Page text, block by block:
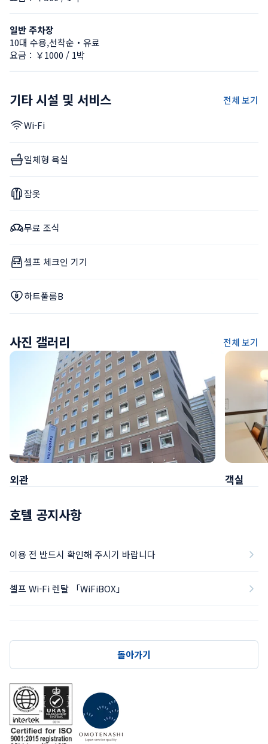
일반 주차장
10대 수용,선착순・유료
요금：￥1000 / 1박
기타 시설 및 서비스 전체 보기
Wi-Fi
일체형 욕실
잠옷
무료 조식
셀프 체크인 기기
하트풀룸B
사진 갤러리 전체 보기
외관 객실
호텔 공지사항
이용 전 반드시 확인해 주시기 바랍니다
셀프 Wi-Fi 렌탈 「WiFiBOX」
돌아가기